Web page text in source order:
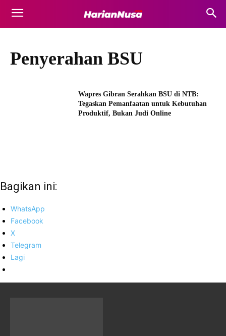
Penyerahan BSU
Wapres Gibran Serahkan BSU di NTB:
Tegaskan Pemanfaatan untuk Kebutuhan
Produktif, Bukan Judi Online
Bagikan ini:
WhatsApp
Facebook
X
Telegram
Lagi